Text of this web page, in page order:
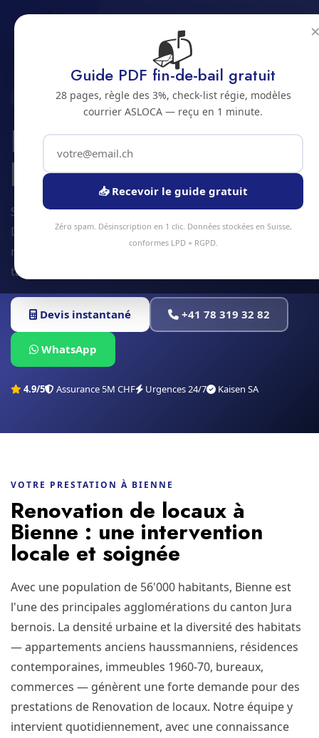
Renovation de locaux
Bienne
2500 · JURA BERNOIS
Renovation de
locaux a Bienne
Service renovation de locaux à Bienne et alentours.
Devis gratuit sous 24h, intervention sous 48h en
moyenne. Équipe locale, matériel professionnel,
tarifs transparents.
Devis instantané +41 78 319 32 82
WhatsApp
4.9/5 Assurance 5M CHF Urgences 24/7 Kaisen SA
VOTRE PRESTATION À BIENNE
Renovation de locaux à
Bienne : une intervention
locale et soignée
Avec une population de 56'000 habitants, Bienne est
l'une des principales agglomérations du canton Jura
bernois. La densité urbaine et la diversité des habitats
— appartements anciens haussmanniens, résidences
contemporaines, immeubles 1960-70, bureaux,
commerces — génèrent une forte demande pour des
prestations de Renovation de locaux. Notre équipe y
intervient quotidiennement, avec une connaissance
📬
Guide PDF fin-de-bail gratuit
28 pages, règle des 3%, check-list régie, modèles
courrier ASLOCA — reçu en 1 minute.
📥 Recevoir le guide gratuit
Zéro spam. Désinscription en 1 clic. Données stockées en Suisse,
conformes LPD + RGPD.